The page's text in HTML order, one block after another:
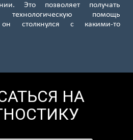
Это позволяет получать
технологическую помощь
столкнулся с какими-то
НА